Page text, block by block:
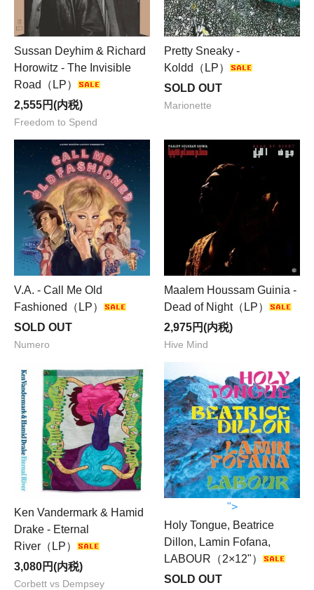
Sussan Deyhim & Richard
Horowitz - The Invisible
Road（LP）
2,555円(内税)
Freedom to Spend
Pretty Sneaky -
Koldd（LP）
SOLD OUT
Marionette
V.A. - Call Me Old
Fashioned（LP）
SOLD OUT
Numero
Maalem Houssam Guinia -
Dead of Night（LP）
2,975円(内税)
Hive Mind
Ken Vandermark & Hamid
Drake - Eternal
River（LP）
3,080円(内税)
Corbett vs Dempsey
">
Holy Tongue, Beatrice
Dillon, Lamin Fofana,
LABOUR（2×12"）
SOLD OUT